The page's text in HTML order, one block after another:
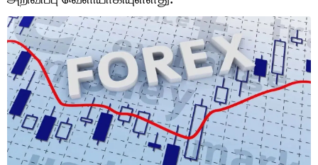
வைரல்
ஹெஃல்த்
ஷார்ட் வீடியோஸ்
வலை கதைகள்
போட்டோ கேலரி